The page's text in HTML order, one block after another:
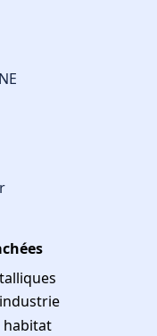
habitat